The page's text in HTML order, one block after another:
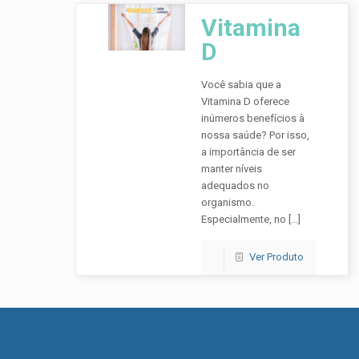
Vitamina
D
Você sabia que a
Vitamina D oferece
inúmeros benefícios à
nossa saúde? Por isso,
a importância de ser
manter níveis
adequados no
organismo. ​
Especialmente, no […]
Ver Produto